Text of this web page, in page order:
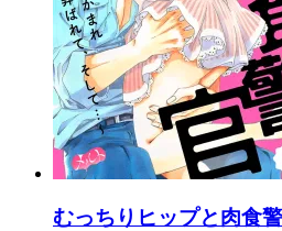
むっちりヒップと肉食